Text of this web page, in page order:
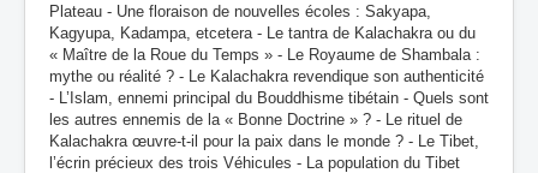
Plateau - Une floraison de nouvelles écoles : Sakyapa,
Kagyupa, Kadampa, etcetera - Le tantra de Kalachakra ou du
« Maître de la Roue du Temps » - Le Royaume de Shambala :
mythe ou réalité ? - Le Kalachakra revendique son authenticité
- L’Islam, ennemi principal du Bouddhisme tibétain - Quels sont
les autres ennemis de la « Bonne Doctrine » ? - Le rituel de
Kalachakra œuvre-t-il pour la paix dans le monde ? - Le Tibet,
l’écrin précieux des trois Véhicules - La population du Tibet